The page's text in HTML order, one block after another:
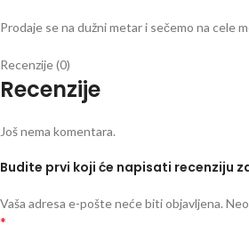
Prodaje se na dužni metar i sečemo na cele
Recenzije (0)
Recenzije
Još nema komentara.
Budite prvi koji će napisati recenziju
Vaša adresa e-pošte neće biti objavljena.
*